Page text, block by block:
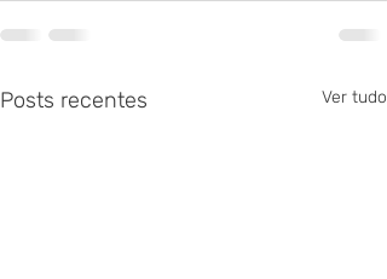
Posts recentes Ver tudo